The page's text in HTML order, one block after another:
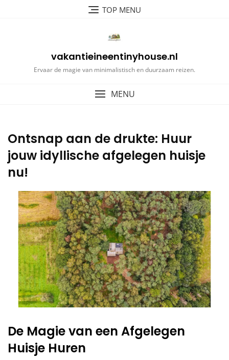
TOP MENU
vakantieineentinyhouse.nl
Ervaar de magie van minimalistisch en duurzaam reizen.
MENU
Ontsnap aan de drukte: Huur
jouw idyllische afgelegen huisje
nu!
De Magie van een Afgelegen
Huisje Huren